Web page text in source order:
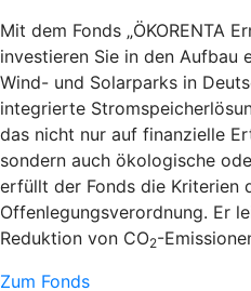
Mit dem Fonds „ÖKORENTA
investieren Sie in den Aufbau
Wind- und Solarparks in
integrierte
das nicht nur auf finanzielle
sondern auch ökologische
erfüllt der Fonds die Kriterien
Offenlegungsverordnung. Er
Reduktion von CO2-
Zum Fonds